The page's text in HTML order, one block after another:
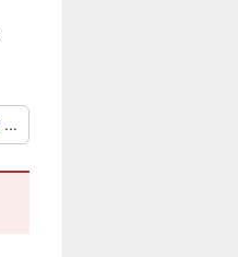
...